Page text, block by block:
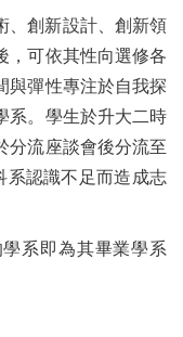
、創新設計、創新領
，可依其性向選修各
與彈性專注於自我探
系。學生於升大二時
分流座談會後分流至
系認識不足而造成志
系即為其畢業學系